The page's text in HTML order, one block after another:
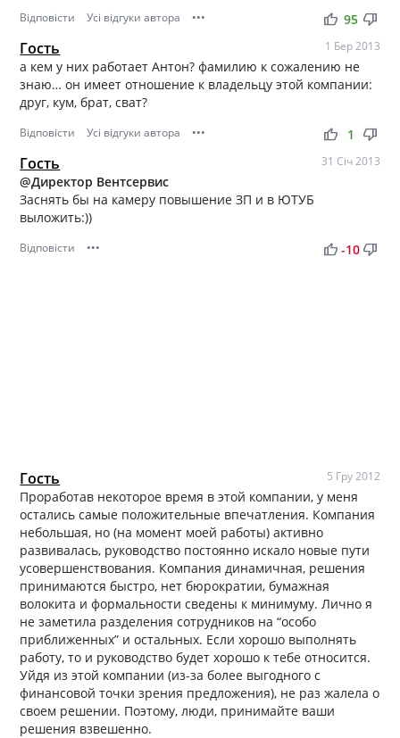
Відповісти Усі відгуки автора ••• thumb_up thumb_down
95
Гость 1 Бер 2013
а кем у них работает Антон? фамилию к сожалению не
знаю… он имеет отношение к владельцу этой компании:
друг, кум, брат, сват?
Відповісти Усі відгуки автора ••• thumb_up thumb_down
1
Гость 31 Січ 2013
@Директор Вентсервис
Заснять бы на камеру повышение ЗП и в ЮТУБ
выложить:))
Відповісти ••• thumb_up thumb_down
-10
Гость 5 Гру 2012
Проработав некоторое время в этой компании, у меня
остались самые положительные впечатления. Компания
небольшая, но (на момент моей работы) активно
развивалась, руководство постоянно искало новые пути
усовершенствования. Компания динамичная, решения
принимаются быстро, нет бюрократии, бумажная
волокита и формальности сведены к минимуму. Лично я
не заметила разделения сотрудников на “особо
приближенных” и остальных. Если хорошо выполнять
работу, то и руководство будет хорошо к тебе относится.
Уйдя из этой компании (из-за более выгодного с
финансовой точки зрения предложения), не раз жалела о
своем решении. Поэтому, люди, принимайте ваши
решения взвешенно.